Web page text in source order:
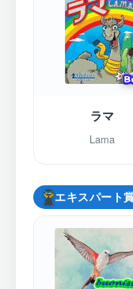
ラマ
Lama
エキスパート